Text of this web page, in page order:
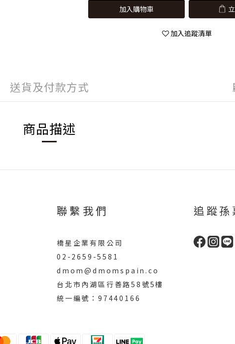
加入購物車
加入追蹤清單
送貨及付款方式
商品描述
聯繫我們
橋星企業有限公司
02-2659-5581
dmom@dmomspain.co
台北市內湖區行善路58號5樓
統一編號：97440166
追蹤